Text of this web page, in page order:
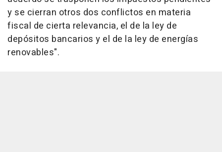
y se cierran otros dos conflictos en materia
fiscal de cierta relevancia, el de la ley de
depósitos bancarios y el de la ley de energías
renovables".